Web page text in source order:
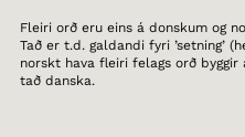
Fleiri orð eru eins á donskum og
Tað er t.d. galdandi fyri ’setning’
norskt hava fleiri felags orð
tað danska.